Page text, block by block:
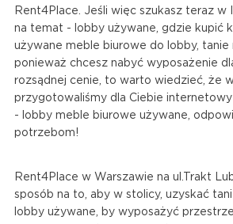
Rent4Place. Jeśli więc szukasz teraz w
na temat - lobby używane, gdzie kupić
używane meble biurowe do lobby, tanie
ponieważ chcesz nabyć wyposażenie
rozsądnej cenie, to warto wiedzieć, że
przygotowaliśmy dla Ciebie
- lobby meble biurowe używane,
potrzebom!
Rent4Place w Warszawie na ul.Trakt
sposób na to, aby w stolicy, uzyskać
lobby używane, by wyposażyć